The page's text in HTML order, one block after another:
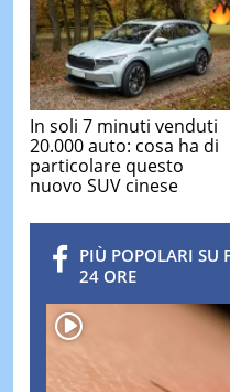
In soli 7 minuti venduti
20.000 auto: cosa ha di
particolare questo
nuovo SUV cinese
PIÙ POPOLARI SU
24 ORE